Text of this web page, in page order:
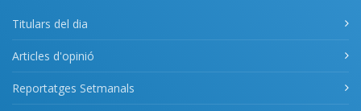
Titulars del dia
Articles d'opinió
Reportatges Setmanals